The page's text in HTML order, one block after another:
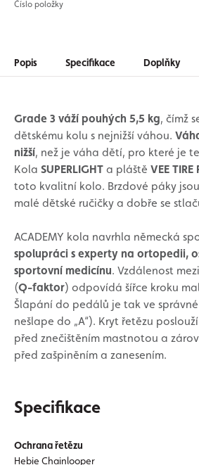
Číslo položky
Popis Specifikace Doplňky
Grade 3 váží pouhých 5,5 kg, čímž
dětskému kolu s nejnižší váhou.
nižší, než je váha dětí, pro které je
Kola SUPERLIGHT a pláště VEE TIRE
toto kvalitní kolo. Brzdové páky
malé dětské ručičky a dobře se
ACADEMY kola navrhla německá
spolupráci s experty na ortopedii,
sportovní medicínu. Vzdálenost
(Q-faktor) odpovídá šířce kroku
Šlapání do pedálů je tak ve
nešlape do „A“). Kryt řetězu
před znečištěním mastnotou a
před zašpiněním a zanesením.
Specifikace
Ochrana řetězu
Hebie Chainlooper